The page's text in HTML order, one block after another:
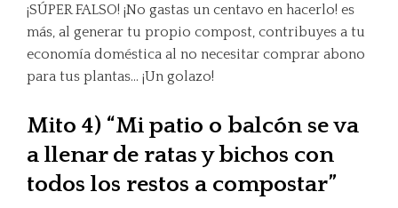
¡SÚPER FALSO! ¡No gastas un centavo en hacerlo! es
más, al generar tu propio compost, contribuyes a tu
economía doméstica al no necesitar comprar abono
para tus plantas… ¡Un golazo!
Mito 4) “Mi patio o balcón se va
a llenar de ratas y bichos con
todos los restos a compostar”